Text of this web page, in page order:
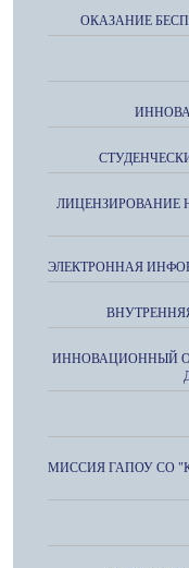
ОКАЗАНИЕ
ЛИЦЕНЗИРОВАНИЕ
ЭЛЕКТРОННАЯ
ИННОВАЦИОННЫЙ
МИССИЯ ГАПОУ СО